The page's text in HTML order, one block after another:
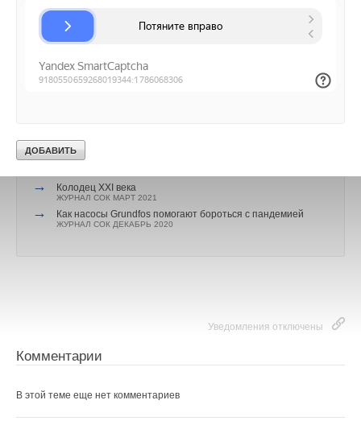
→ «Золотая» котельная
→
Обзор изменений законодательства за февраль-март
2021 года
→ Колодец XXI века
ЖУРНАЛ СОК МАРТ 2021
→ Как насосы Grundfos помогают бороться с пандемией
ЖУРНАЛ СОК ДЕКАБРЬ 2020
Уведомления отключены
Комментарии
В этой теме еще нет комментариев